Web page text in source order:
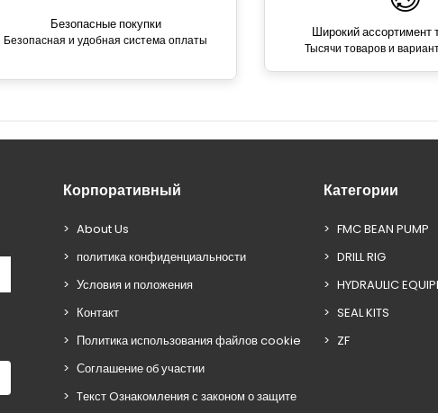
Безопасные покупки
Безопасная и удобная система оплаты Широкий ассортимент
Тысячи товаров и
Корпоративный
About Us
политика конфиденциальности
Условия и положения
Контакт
Политика использования файлов cookie
Соглашение об участии
Tекст Oзнакомления с законом о защите
Категории
FMC BEAN PUMP
DRILL RIG
HYDRAULIC
SEAL KITS
ZF